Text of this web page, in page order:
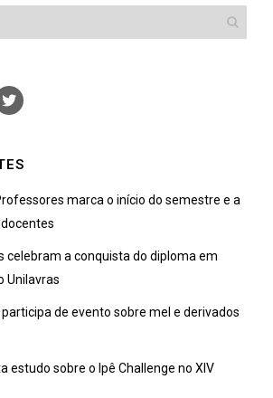
marca o início do semestre e a
celebram a conquista do diploma em
Unilavras
participa de evento sobre mel e derivados
estudo sobre o Ipê Challenge no XIV